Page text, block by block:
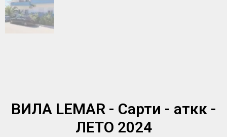
ВИЛА LEMAR - Сарти - аткк -
ЛЕТО 2024